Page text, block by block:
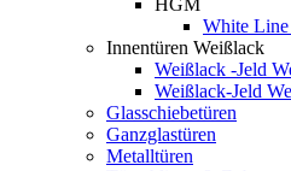
HGM
White
Innentüren Weißlack
Weißlack -Jeld
Weißlack-Jeld
Glasschiebetüren
Ganzglastüren
Metalltüren